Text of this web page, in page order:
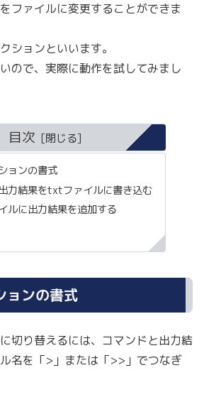
ファイルに変更することができま
ションといいます。
ので、実際に動作を試してみまし
目次
ョンの書式
力結果をtxtファイルに書き込む
ルに出力結果を追加する
ョンの書式
切り替えるには、コマンドと出力結
名を「>」または「>>」でつなぎ